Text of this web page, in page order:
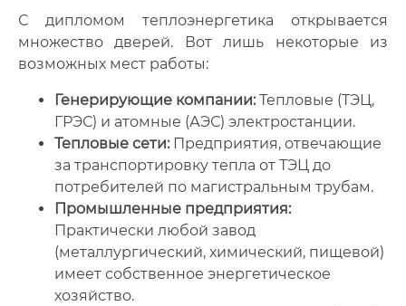
С дипломом теплоэнергетика открывается
множество дверей. Вот лишь некоторые из
возможных мест работы:
Генерирующие компании:Тепловые (ТЭЦ,
ГРЭС) и атомные (АЭС) электростанции.
Тепловые сети:Предприятия, отвечающие
за транспортировку тепла от ТЭЦ до
потребителей по магистральным трубам.
Промышленные предприятия:
Практически любой завод
(металлургический, химический, пищевой)
имеет собственное энергетическое
хозяйство.